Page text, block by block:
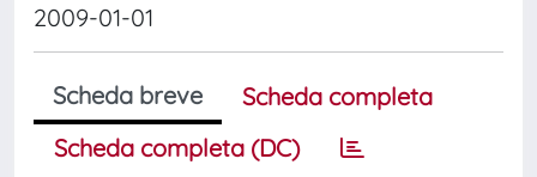
2009-01-01
Scheda breve
Scheda completa
Scheda completa (DC)